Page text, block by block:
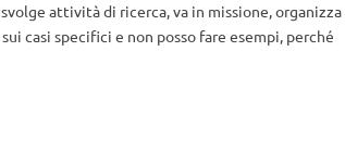
attività di ricerca, va in missione, organizza
casi specifici e non posso fare esempi, perché